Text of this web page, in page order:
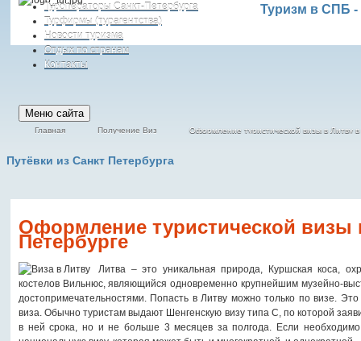
Туризм в СПБ -
Туроператоры Санкт-Петербурга
Турфирмы (турагентства)
Новости туризма
Отдых по странам
Контакты
Меню сайта
Главная Получение Виз Оформление туристической визы в Литву
Путёвки из Санкт Петербурга
Оформление туристической визы
Петербурге
Литва – это уникальная природа, Куршская коса,
костелов Вильнюс, являющийся одновременно крупнейшим музейно-
достопримечательностями. Попасть в Литву можно только по визе.
виза. Обычно туристам выдают Шенгенскую визу типа С, по которой
в ней срока, но и не больше 3 месяцев за полгода. Если